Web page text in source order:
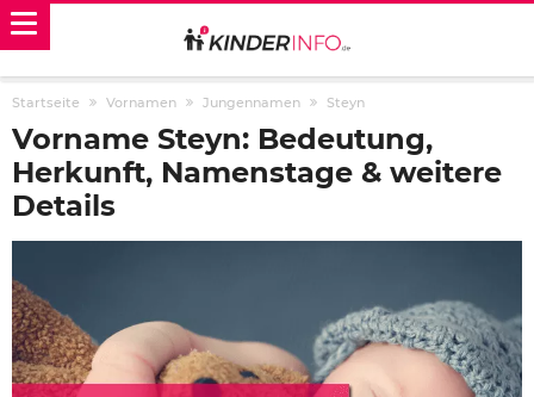
Startseite Vornamen Jungennamen Steyn
Vorname Steyn: Bedeutung,
Herkunft, Namenstage & weitere
Details